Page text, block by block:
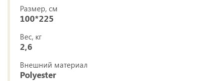
Размер, см
100*225
Вес, кг
2,6
Внешний материал
Polyester